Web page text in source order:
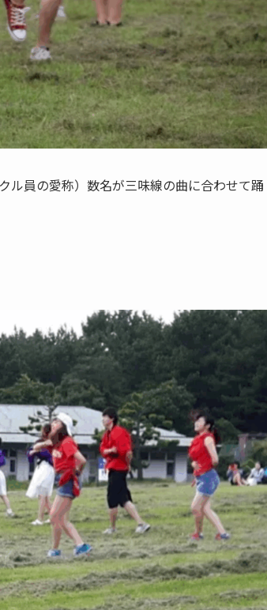
員の愛称）数名が三味線の曲に合わせて踊